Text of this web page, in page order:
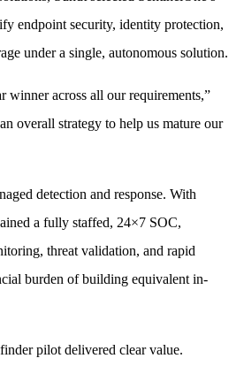
endpoint security, identity protection,
under a single, autonomous solution.
winner across all our requirements,”
overall strategy to help us mature our
detection and response. With
a fully staffed, 24×7 SOC,
threat validation, and rapid
burden of building equivalent in-
pilot delivered clear value.